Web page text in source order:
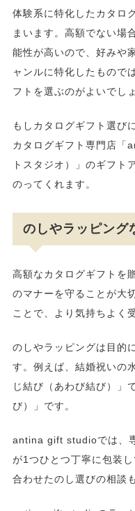
体験系に特化したカタロ
まいます。高額でない場
能性が高いので、好みや
ャンルに特化したもので
フトを選ぶのがよいでし
もしカタログギフト選び
カタログギフト専門店
トスタジオ）」のギフト
のってくれます。
のしやラッピング
高額なカタログギフトを
のマナーを守ることが大
ことで、より気持ちよく
のしやラッピングは目的
す。例えば、結婚祝いの
じ結び（あわび結び）」
び）」です。
antina gift studioでは、
が1つひとつ丁寧に包装
合わせたのし選びの相談